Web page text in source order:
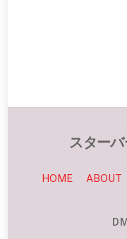
スター
HOME ABOUT